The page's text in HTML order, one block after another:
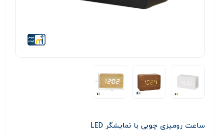
ساعت رومیزی چوبی با نمایشگر LED